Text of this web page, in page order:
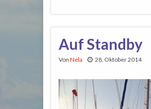
Auf Standby
Von Nela 28. Oktober 2014